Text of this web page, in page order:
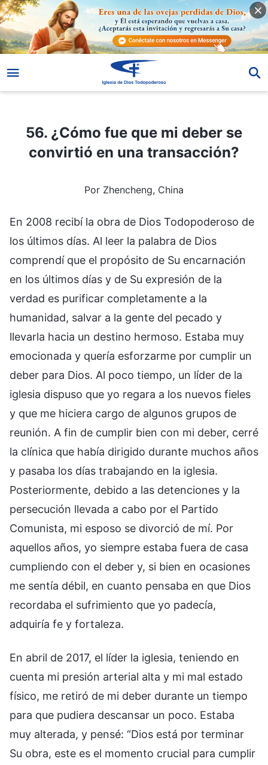
56. ¿Cómo fue que mi deber se
convirtió en una transacción?
Por Zhencheng, China
En 2008 recibí la obra de Dios Todopoderoso de
los últimos días. Al leer la palabra de Dios
comprendí que el propósito de Su encarnación
en los últimos días y de Su expresión de la
verdad es purificar completamente a la
humanidad, salvar a la gente del pecado y
llevarla hacia un destino hermoso. Estaba muy
emocionada y quería esforzarme por cumplir un
deber para Dios. Al poco tiempo, un líder de la
iglesia dispuso que yo regara a los nuevos fieles
y que me hiciera cargo de algunos grupos de
reunión. A fin de cumplir bien con mi deber, cerré
la clínica que había dirigido durante muchos años
y pasaba los días trabajando en la iglesia.
Posteriormente, debido a las detenciones y la
persecución llevada a cabo por el Partido
Comunista, mi esposo se divorció de mí. Por
aquellos años, yo siempre estaba fuera de casa
cumpliendo con el deber y, si bien en ocasiones
me sentía débil, en cuanto pensaba en que Dios
recordaba el sufrimiento que yo padecía,
adquiría fe y fortaleza.
En abril de 2017, el líder la iglesia, teniendo en
cuenta mi presión arterial alta y mi mal estado
físico, me retiró de mi deber durante un tiempo
para que pudiera descansar un poco. Estaba
muy alterada, y pensé: “Dios está por terminar
Su obra, este es el momento crucial para cumplir